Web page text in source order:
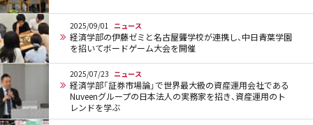
2025/09/01 ニュース
経済学部の伊藤ゼミと名古屋聾学校が連携し、中日青葉学園
を招いてボードゲーム大会を開催
2025/07/23 ニュース
経済学部「証券市場論」で世界最大級の資産運用会社である
Nuveenグループの日本法人の実務家を招き、資産運用のト
レンドを学ぶ